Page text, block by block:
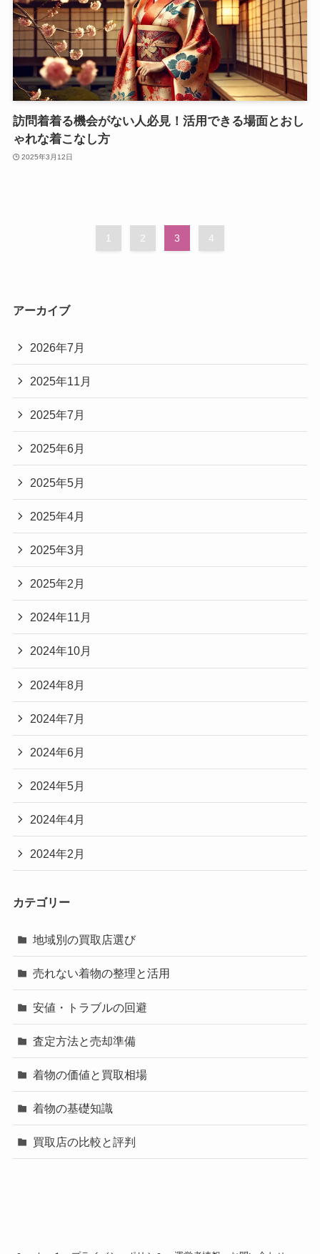
訪問着着る機会がない人必見！活用できる場面とおし
ゃれな着こなし方
2025年3月12日
1 2 3 4
アーカイブ
2026年7月
2025年11月
2025年7月
2025年6月
2025年5月
2025年4月
2025年3月
2025年2月
2024年11月
2024年10月
2024年8月
2024年7月
2024年6月
2024年5月
2024年4月
2024年2月
カテゴリー
地域別の買取店選び
売れない着物の整理と活用
安値・トラブルの回避
査定方法と売却準備
着物の価値と買取相場
着物の基礎知識
買取店の比較と評判